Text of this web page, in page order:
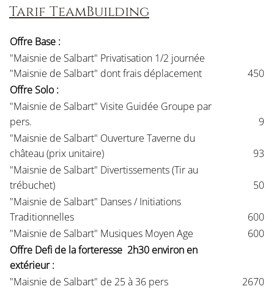
Tarif TeamBuilding
Offre Base :
"Maisnie de Salbart" Privatisation 1/2 journée
"Maisnie de Salbart" dont frais déplacement
450
Offre Solo :
"Maisnie de Salbart" Visite Guidée Groupe par
pers.
9
"Maisnie de Salbart" Ouverture Taverne du
château (prix unitaire)
93
"Maisnie de Salbart" Divertissements (Tir au
trébuchet)
50
"Maisnie de Salbart" Danses / Initiations
Traditionnelles
600
"Maisnie de Salbart" Musiques Moyen Age
600
Offre Defi de la forteresse 2h30 environ en
extérieur :
"Maisnie de Salbart" de 25 à 36 pers
2670